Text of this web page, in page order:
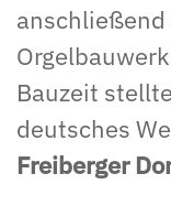
Bauzeit
deutsches
Freiberger